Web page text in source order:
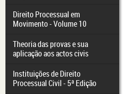
Direito Processual em
Movimento - Volume 10
Theoria das provas e sua
aplicação aos actos civis
Instituições de Direito
Processual Civil - 5ª Edição